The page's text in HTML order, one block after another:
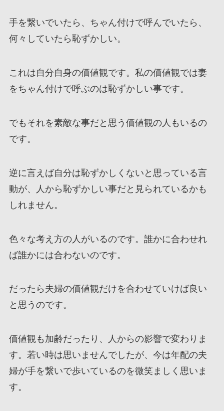
手を繋いでいたら、ちゃん付けで呼んでいたら、
何々していたら恥ずかしい。
これは自分自身の価値観です。私の価値観では妻
をちゃん付けで呼ぶのは恥ずかしい事です。
でもそれを素敵な事だと思う価値観の人もいるの
です。
逆に言えば自分は恥ずかしくないと思っている言
動が、人から恥ずかしい事だと見られているかも
しれません。
色々な考え方の人がいるのです。誰かに合わせれ
ば誰かには合わないのです。
だったら夫婦の価値観だけを合わせていけば良い
と思うのです。
価値観も加齢だったり、人からの影響で変わりま
す。若い時は思いませんでしたが、今は年配の夫
婦が手を繋いで歩いているのを微笑ましく思いま
す。